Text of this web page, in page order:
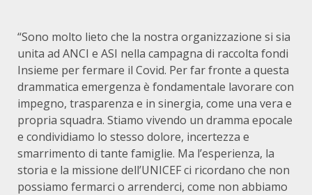
“Sono molto lieto che la nostra organizzazione si sia
unita ad ANCI e ASI nella campagna di raccolta fondi
Insieme per fermare il Covid. Per far fronte a questa
drammatica emergenza è fondamentale lavorare con
impegno, trasparenza e in sinergia, come una vera e
propria squadra. Stiamo vivendo un dramma epocale
e condividiamo lo stesso dolore, incertezza e
smarrimento di tante famiglie. Ma l’esperienza, la
storia e la missione dell’UNICEF ci ricordano che non
possiamo fermarci o arrenderci, come non abbiamo